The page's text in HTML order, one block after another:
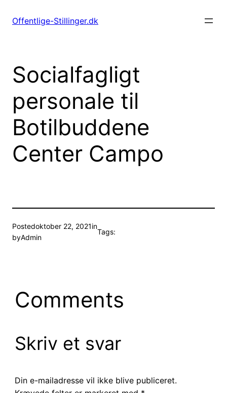
Offentlige-Stillinger.dk
Socialfagligt
personale til
Botilbuddene
Center Campo
Postedoktober 22, 2021in
byAdmin
Tags:
Comments
Skriv et svar
Din e-mailadresse vil ikke blive publiceret.